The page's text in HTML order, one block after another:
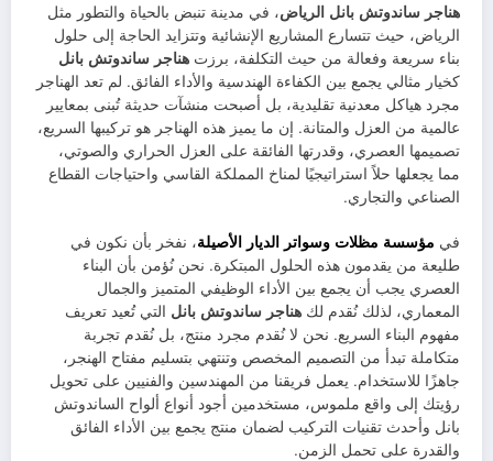
هناجر ساندوتش بانل الرياض، في مدينة تنبض بالحياة والتطور مثل
الرياض، حيث تتسارع المشاريع الإنشائية وتتزايد الحاجة إلى حلول
بناء سريعة وفعالة من حيث التكلفة، برزت هناجر ساندوتش بانل
كخيار مثالي يجمع بين الكفاءة الهندسية والأداء الفائق. لم تعد الهناجر
مجرد هياكل معدنية تقليدية، بل أصبحت منشآت حديثة تُبنى بمعايير
عالمية من العزل والمتانة. إن ما يميز هذه الهناجر هو تركيبها السريع،
تصميمها العصري، وقدرتها الفائقة على العزل الحراري والصوتي،
مما يجعلها حلاً استراتيجيًا لمناخ المملكة القاسي واحتياجات القطاع
الصناعي والتجاري.
في مؤسسة مظلات وسواتر الديار الأصيلة، نفخر بأن نكون في
طليعة من يقدمون هذه الحلول المبتكرة. نحن نُؤمن بأن البناء
العصري يجب أن يجمع بين الأداء الوظيفي المتميز والجمال
المعماري، لذلك نُقدم لك هناجر ساندوتش بانل التي تُعيد تعريف
مفهوم البناء السريع. نحن لا نُقدم مجرد منتج، بل نُقدم تجربة
متكاملة تبدأ من التصميم المخصص وتنتهي بتسليم مفتاح الهنجر،
جاهزًا للاستخدام. يعمل فريقنا من المهندسين والفنيين على تحويل
رؤيتك إلى واقع ملموس، مستخدمين أجود أنواع ألواح الساندوتش
بانل وأحدث تقنيات التركيب لضمان منتج يجمع بين الأداء الفائق
والقدرة على تحمل الزمن.